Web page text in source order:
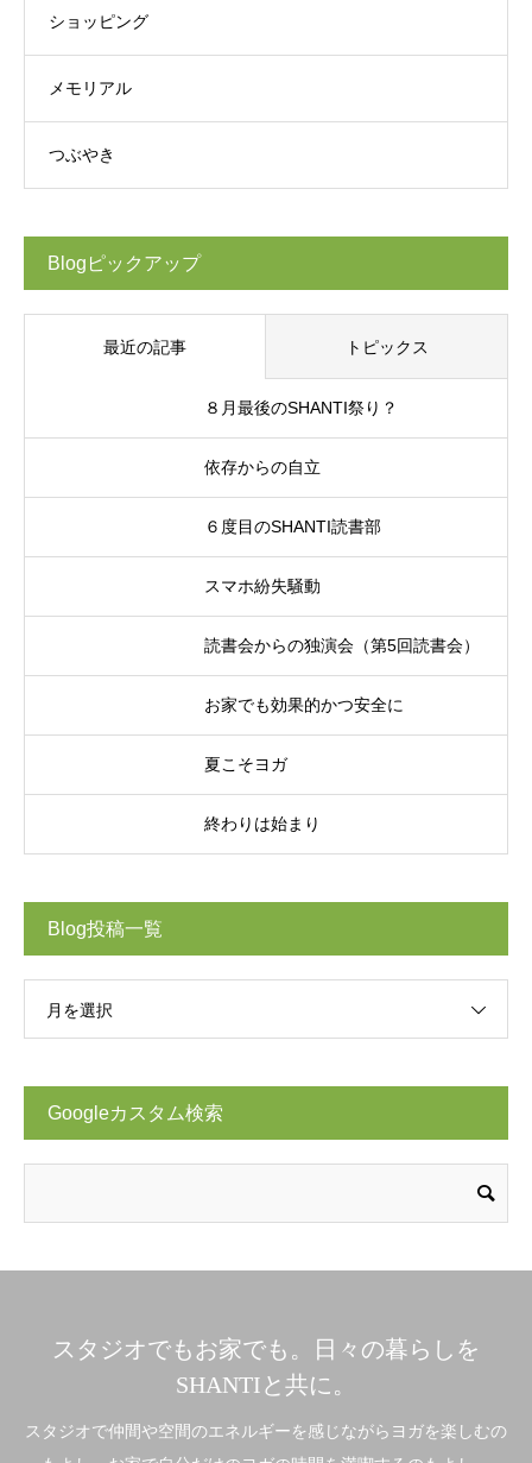
ショッピング
メモリアル
つぶやき
Blogピックアップ
最近の記事 トピックス
８月最後のSHANTI祭り？
依存からの自立
６度目のSHANTI読書部
スマホ紛失騒動
読書会からの独演会（第5回読書会）
お家でも効果的かつ安全に
夏こそヨガ
終わりは始まり
Blog投稿一覧
月を選択
Googleカスタム検索
スタジオでもお家でも。日々の暮らしを
SHANTIと共に。
スタジオで仲間や空間のエネルギーを感じながらヨガを楽しむの